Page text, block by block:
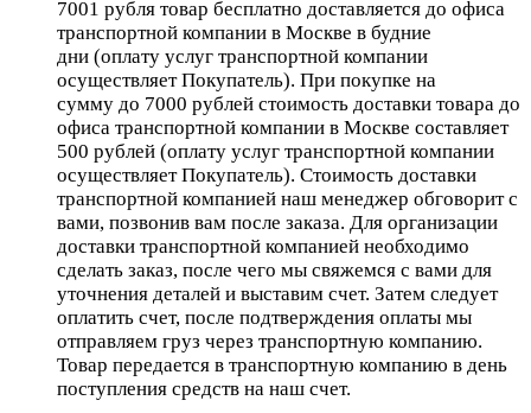
7001 рубля товар бесплатно доставляется до офиса
транспортной компании в Москве в будние
дни (оплату услуг транспортной компании
осуществляет Покупатель). При покупке на
сумму до 7000 рублей стоимость доставки товара до
офиса транспортной компании в Москве составляет
500 рублей (оплату услуг транспортной компании
осуществляет Покупатель). Стоимость доставки
транспортной компанией наш менеджер обговорит с
вами, позвонив вам после заказа. Для организации
доставки транспортной компанией необходимо
сделать заказ, после чего мы свяжемся с вами для
уточнения деталей и выставим счет. Затем следует
оплатить счет, после подтверждения оплаты мы
отправляем груз через транспортную компанию.
Товар передается в транспортную компанию в день
поступления средств на наш счет.